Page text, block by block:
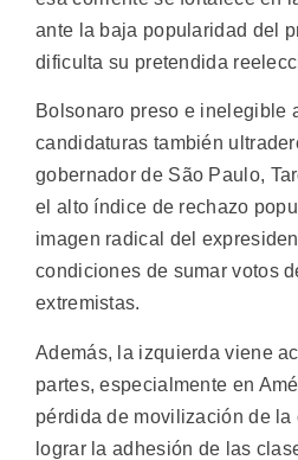
ante la baja popularidad del
dificulta su pretendida
Bolsonaro preso e inelegible
candidaturas también
gobernador de São Paulo,
el alto índice de rechazo
imagen radical del
condiciones de sumar votos
extremistas.
Además, la izquierda viene
partes, especialmente en
pérdida de movilización de la
lograr la adhesión de las